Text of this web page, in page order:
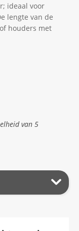
ideaal voor
lengte van de
houders met
van 5